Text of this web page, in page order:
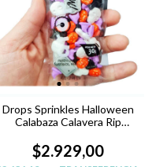
Drops Sprinkles Halloween
Calabaza Calavera Rip
$2.929,00